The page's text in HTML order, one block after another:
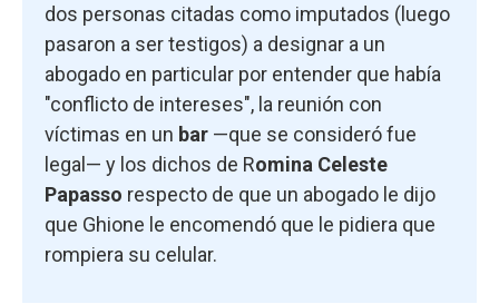
dos personas citadas como imputados (luego
pasaron a ser testigos) a designar a un
abogado en particular por entender que había
"conflicto de intereses", la reunión con
víctimas en un bar —que se consideró fue
legal— y los dichos de Romina Celeste
Papasso respecto de que un abogado le dijo
que Ghione le encomendó que le pidiera que
rompiera su celular.